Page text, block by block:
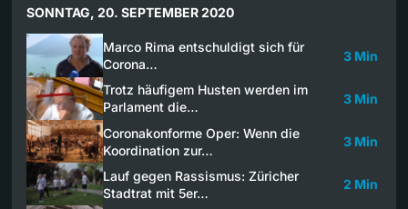
SONNTAG, 20. SEPTEMBER 2020
Marco Rima entschuldigt sich für
Corona…
3 Min
Trotz häufigem Husten werden im
Parlament die…
3 Min
Coronakonforme Oper: Wenn die
Koordination zur…
3 Min
Lauf gegen Rassismus: Züricher
Stadtrat mit 5er…
2 Min